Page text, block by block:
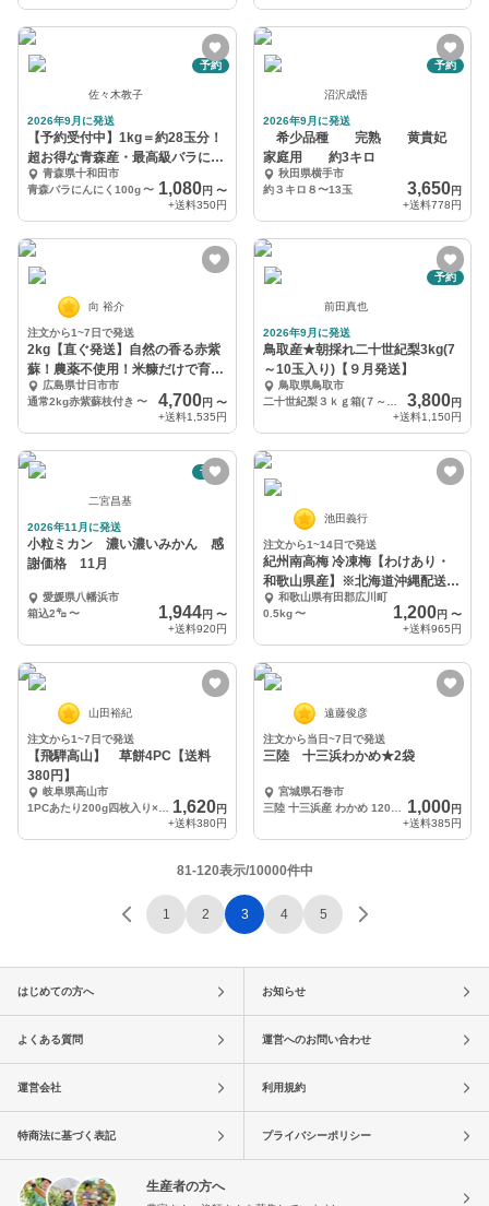
予約
佐々木教子
2026年9月に発送
【予約受付中】1kg＝約28玉分！
超お得な青森産・最高級バラにん
にく青森県十和田市
青森バラにんにく100g〜 1,080円 〜
+送料350円
予約
沼沢成悟
2026年9月に発送
希少品種 完熟 黄貴妃
家庭用 約3キロ
秋田県横手市
約３キロ８〜13玉
3,650円
+送料778円
向 裕介
注文から1~7日で発送
2kg【直ぐ発送】自然の香る赤紫
蘇！農薬不使用！米糠だけで育っ
た赤紫蘇！
広島県廿日市市
通常2kg赤紫蘇枝付き 〜 4,700円 〜
+送料1,535円
予約
前田真也
2026年9月に発送
鳥取産★朝採れ二十世紀梨3kg(7
～10玉入り)【９月発送】
鳥取県鳥取市
3,800円
+送料1,150円
予約
二宮昌基
2026年11月に発送
小粒ミカン 濃い濃いみかん 感
謝価格 11月
愛媛県八幡浜市
箱込2㌔〜 1,944円 〜
+送料920円
池田義行
注文から1~14日で発送
紀州南高梅 冷凍梅【わけあり・
和歌山県産】※北海道沖縄配送不
可 和歌山県有田郡広川町
0.5kg 〜 1,200円 〜
+送料965円
山田裕紀
注文から1~7日で発送
【飛騨高山】 草餅4PC【送料
380円】
岐阜県高山市
1,620円
+送料380円
遠藤俊彦
注文から当日~7日で発送
三陸 十三浜わかめ★2袋
宮城県石巻市
1,000円
+送料385円
81-120表示/10000件中
1 2 3 4 5
はじめての方へ お知らせ
よくある質問 運営へのお問い合わせ
運営会社 利用規約
特商法に基づく表記 プライバシーポリシー
生産者の方へ